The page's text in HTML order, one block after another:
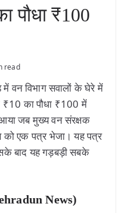
पौधा ₹100
read
में वन विभाग सवालों के घेरे में
का पौधा ₹100 में
जब मुख्य वन संरक्षक
को एक पत्र भेजा। यह पत्र
बाद यह गड़बड़ी सबके
News)